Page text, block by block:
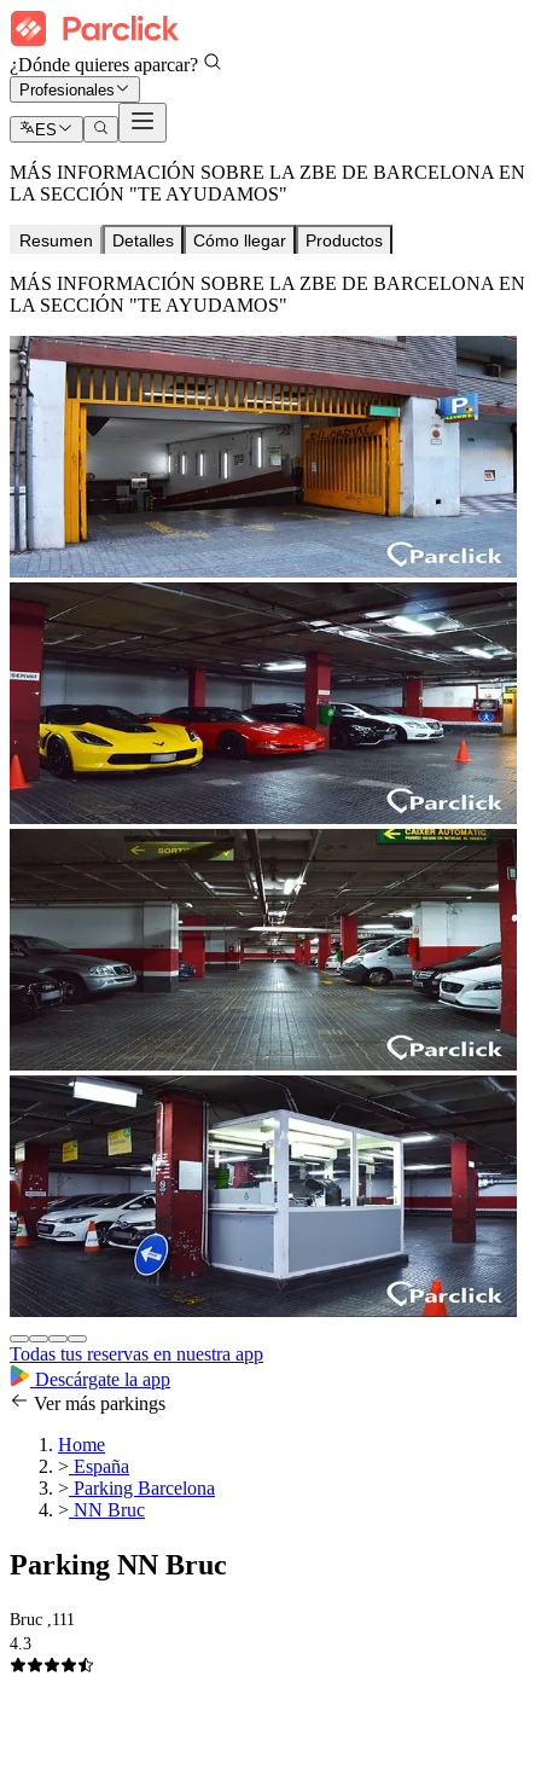
¿Dónde quieres aparcar?
Profesionales
ES
MÁS INFORMACIÓN SOBRE LA ZBE DE BARCELONA EN
LA SECCIÓN "TE AYUDAMOS"
Resumen Detalles Cómo llegar Productos
MÁS INFORMACIÓN SOBRE LA ZBE DE BARCELONA EN
LA SECCIÓN "TE AYUDAMOS"
Todas tus reservas en nuestra app
Descárgate la app
Ver más parkings
Home
> España
> Parking Barcelona
> NN Bruc
Parking NN Bruc
Bruc ,111
4.3